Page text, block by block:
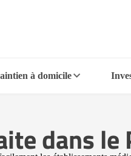
à domicile
dans le